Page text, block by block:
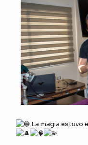
La magia estuvo